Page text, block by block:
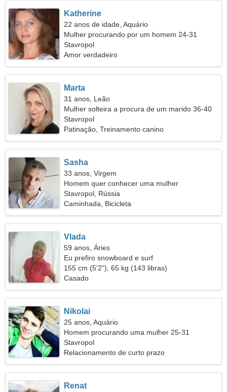
Katherine
22 anos de idade, Aquário
Mulher procurando por um homem 24-31
Stavropol
Amor verdadeiro
Marta
31 anos, Leão
Mulher solteira a procura de um marido 36-40
Stavropol
Patinação, Treinamento canino
Sasha
33 anos, Virgem
Homem quer conhecer uma mulher
Stavropol, Rússia
Caminhada, Bicicleta
Vlada
59 anos, Áries
Eu prefiro snowboard e surf
155 cm (5'2"), 65 kg (143 libras)
Casado
Nikolai
25 anos, Aquário
Homem procurando uma mulher 25-31
Stavropol
Relacionamento de curto prazo
Renat